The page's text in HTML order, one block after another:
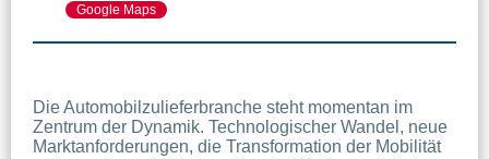
Google Maps
Die Automobilzulieferbranche steht momentan im
Zentrum der Dynamik. Technologischer Wandel, neue
Marktanforderungen, die Transformation der Mobilität